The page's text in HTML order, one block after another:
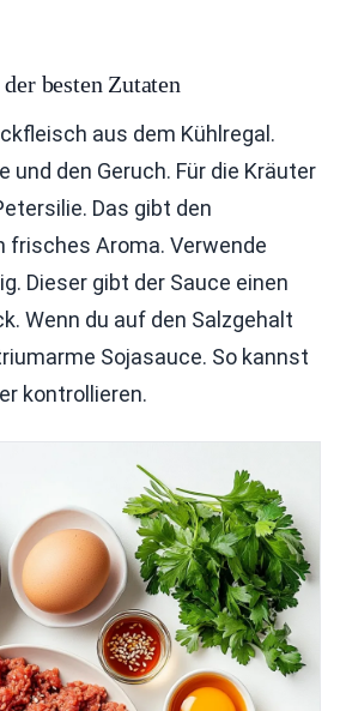
besten Zutaten
aus dem Kühlregal.
und den Geruch. Für die Kräuter
Das gibt den
frisches Aroma. Verwende
Dieser gibt der Sauce einen
Wenn du auf den Salzgehalt
Sojasauce. So kannst
kontrollieren.